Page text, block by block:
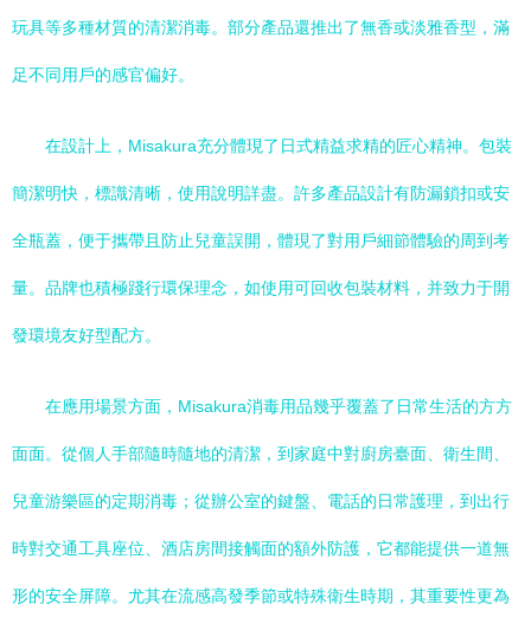
玩具等多種材質的清潔消毒。部分產品還推出了無香或淡雅香型，滿
足不同用戶的感官偏好。
在設計上，Misakura充分體現了日式精益求精的匠心精神。包裝
簡潔明快，標識清晰，使用說明詳盡。許多產品設計有防漏鎖扣或安
全瓶蓋，便于攜帶且防止兒童誤開，體現了對用戶細節體驗的周到考
量。品牌也積極踐行環保理念，如使用可回收包裝材料，并致力于開
發環境友好型配方。
在應用場景方面，Misakura消毒用品幾乎覆蓋了日常生活的方方
面面。從個人手部隨時隨地的清潔，到家庭中對廚房臺面、衛生間、
兒童游樂區的定期消毒；從辦公室的鍵盤、電話的日常護理，到出行
時對交通工具座位、酒店房間接觸面的額外防護，它都能提供一道無
形的安全屏障。尤其在流感高發季節或特殊衛生時期，其重要性更為